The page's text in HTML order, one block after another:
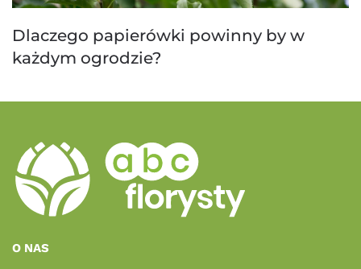
Dlaczego papierówki powinny by w
każdym ogrodzie?
O NAS